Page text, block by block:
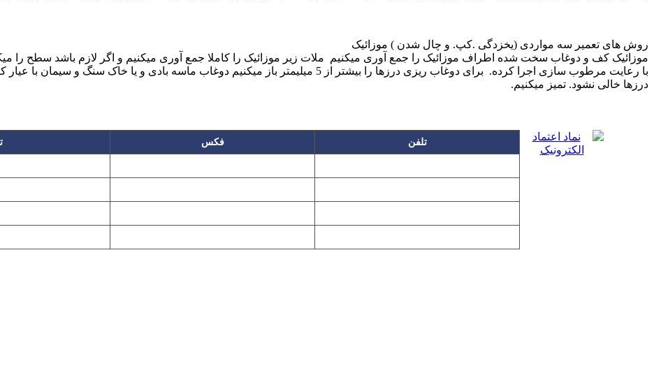
روش های تعمیر سه مواردی (یخزدگی .کپ. و چال شدن ) موزائیک
موزائیک کف و دوغاب سخت شده اطراف موزائیک را جمع آوری میکنیم ملات زیر موزائیک را کاملا جمع آوری میکنیم و اگر لازم باشد سطح را
با رعایت مرطوب سازی اجرا کرده. برای دوغاب ریزی درزها را بیشتر از 5 میلیمتر باز میکنیم دوغاب
درزها خالی نشود. تمیز میکنیم.
تلفن فکس